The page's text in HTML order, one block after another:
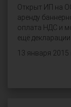
Открыт ИП на
аренду
оплата НДС и
ещё
13 января 2015